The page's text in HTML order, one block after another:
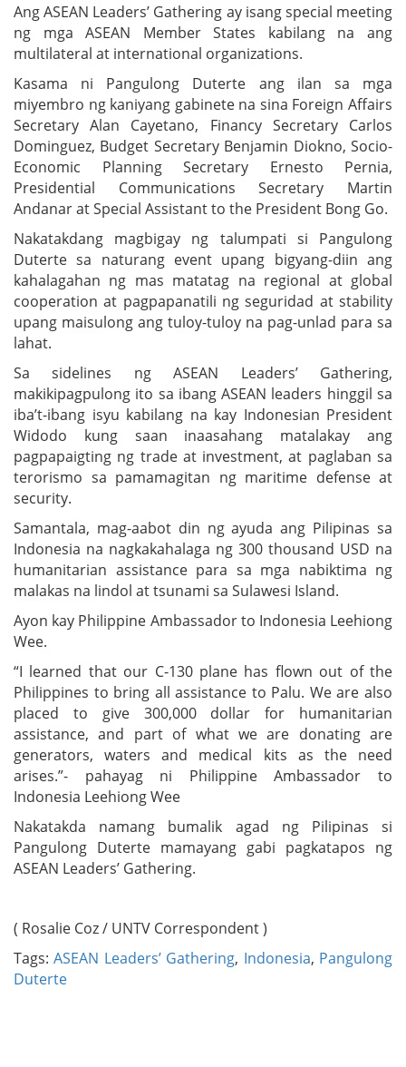
Ang ASEAN Leaders’ Gathering ay isang special meeting
ng mga ASEAN Member States kabilang na ang
multilateral at international organizations.
Kasama ni Pangulong Duterte ang ilan sa mga
miyembro ng kaniyang gabinete na sina Foreign Affairs
Secretary Alan Cayetano, Financy Secretary Carlos
Dominguez, Budget Secretary Benjamin Diokno, Socio-
Economic Planning Secretary Ernesto Pernia,
Presidential Communications Secretary Martin
Andanar at Special Assistant to the President Bong Go.
Nakatakdang magbigay ng talumpati si Pangulong
Duterte sa naturang event upang bigyang-diin ang
kahalagahan ng mas matatag na regional at global
cooperation at pagpapanatili ng seguridad at stability
upang maisulong ang tuloy-tuloy na pag-unlad para sa
lahat.
Sa sidelines ng ASEAN Leaders’ Gathering,
makikipagpulong ito sa ibang ASEAN leaders hinggil sa
iba’t-ibang isyu kabilang na kay Indonesian President
Widodo kung saan inaasahang matalakay ang
pagpapaigting ng trade at investment, at paglaban sa
terorismo sa pamamagitan ng maritime defense at
security.
Samantala, mag-aabot din ng ayuda ang Pilipinas sa
Indonesia na nagkakahalaga ng 300 thousand USD na
humanitarian assistance para sa mga nabiktima ng
malakas na lindol at tsunami sa Sulawesi Island.
Ayon kay Philippine Ambassador to Indonesia Leehiong
Wee.
“I learned that our C-130 plane has flown out of the
Philippines to bring all assistance to Palu. We are also
placed to give 300,000 dollar for humanitarian
assistance, and part of what we are donating are
generators, waters and medical kits as the need
arises.”- pahayag ni Philippine Ambassador to
Indonesia Leehiong Wee
Nakatakda namang bumalik agad ng Pilipinas si
Pangulong Duterte mamayang gabi pagkatapos ng
ASEAN Leaders’ Gathering.
( Rosalie Coz / UNTV Correspondent )
Tags:ASEAN Leaders’ Gathering, Indonesia, Pangulong
Duterte